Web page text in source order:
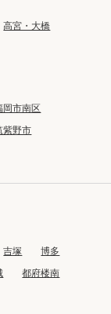
高宮・大橋
岡市南区
紫野市
吉塚
博多
都府楼南